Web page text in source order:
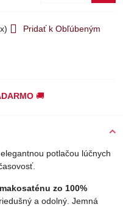
x)
Pridať k Obľúbeným
🚚
potlačou lúčnych
zo 100%
a odolný. Jemná